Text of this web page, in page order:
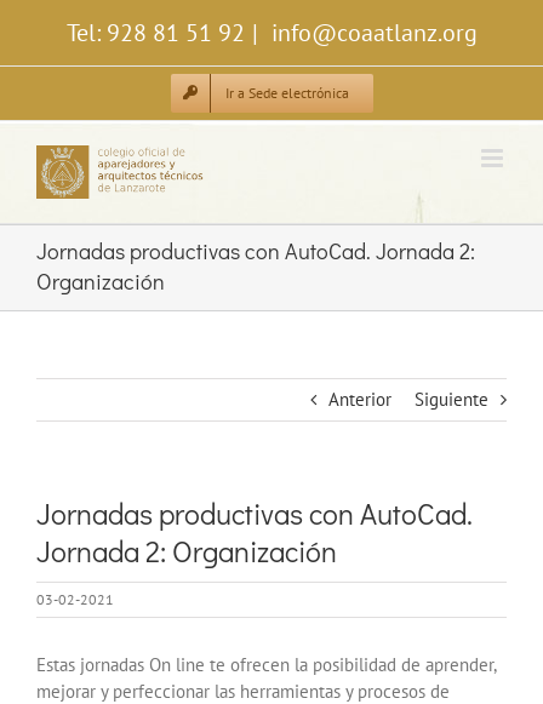
contenido
Tel: 928 81 51 92 | info@coaatlanz.org
Ir a Sede electrónica
Jornadas productivas con AutoCad. Jornada 2:
Organización
Anterior Siguiente
Jornadas productivas con AutoCad.
Jornada 2: Organización
03-02-2021
Estas jornadas On line te ofrecen la posibilidad de aprender,
mejorar y perfeccionar las herramientas y procesos de